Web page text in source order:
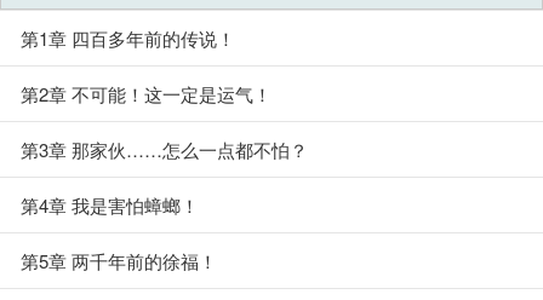
第1章 四百多年前的传说！
第2章 不可能！这一定是运气！
第3章 那家伙……怎么一点都不怕？
第4章 我是害怕蟑螂！
第5章 两千年前的徐福！